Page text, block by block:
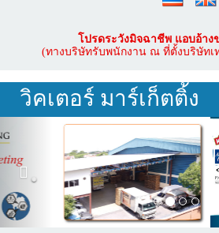
โปรดระวังมิจฉาชีพ แอบอ้าง
(ทางบริษัทรับพนักงาน ณ ที่ตั้งบริษัทเ
วิคเตอร์ มาร์เก็ตติ้ง
.
Previous